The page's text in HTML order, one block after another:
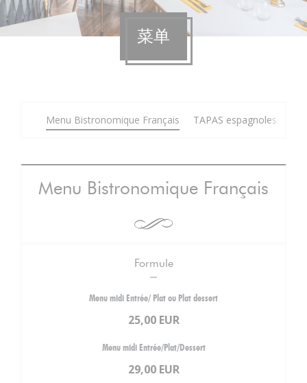
菜单
Menu Bistronomique Français TAPAS espagnoles
Menu Bistronomique Français
Formule
Menu midi Entrée/ Plat ou Plat dessert
25,00 EUR
Menu midi Entrée/Plat/Dessert
29,00 EUR